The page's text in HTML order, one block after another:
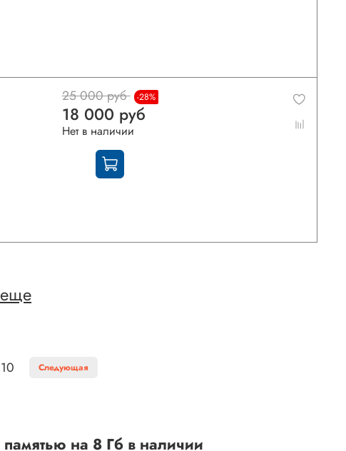
25 000 руб -28%
18 000 руб
Нет в наличии
10 Следующая
на 8 Гб в наличии